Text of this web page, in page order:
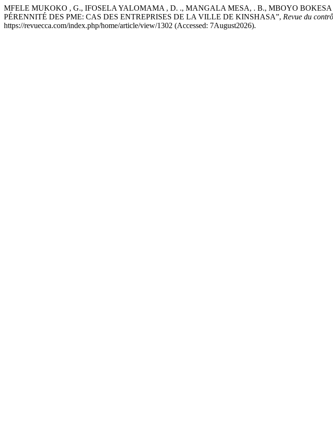
MFELE MUKOKO , G., IFOSELA YALOMAMA , D. ., MANGALA MESA, . B., MBOYO
PÉRENNITÉ DES PME: CAS DES ENTREPRISES DE LA VILLE DE KINSHASA”, Revue du
https://revuecca.com/index.php/home/article/view/1302 (Accessed: 7August2026).